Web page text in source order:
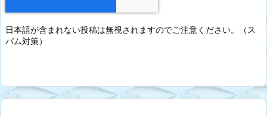
日本語が含まれない投稿は無視されますのでご注意ください。（ス
パム対策）